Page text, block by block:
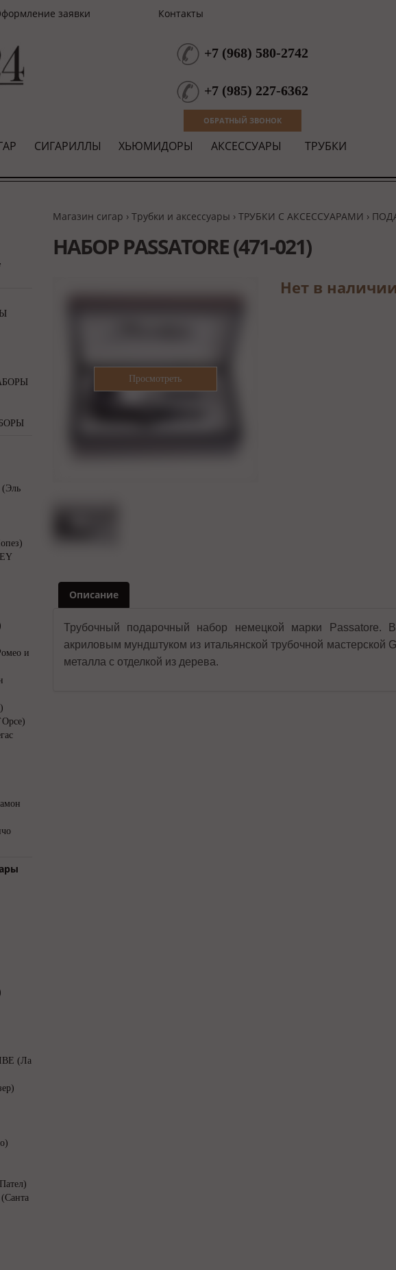
заявки Контакты
+7 (968) 580-2742
+7 (985) 227-6362
ОБРАТНЫЙ ЗВОНОК
СИГАРИЛЛЫ ХЬЮМИДОРЫ АКСЕССУАРЫ ТРУБКИ
(Эль
и
(Ла
Магазин сигар › Трубки и аксессуары › ТРУБКИ С АКСЕССУАРАМИ ›
НАБОР PASSATORE (471-021)
Нет в
Описание
Трубочный подарочный набор немецкой марки Passatore.
акриловым мундштуком из итальянской трубочной
металла с отделкой из дерева.